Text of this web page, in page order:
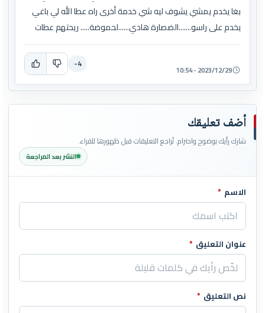
بغا يخدم يمشي يشوف ليه شي خدمة أخرى راه عطا الله لي باغي
يخدم على راسو.......الضصارة هادي......لحموضة..... ريحتهم عطات
2023/12/29 - 10:54
-4
أضف تعليقك
شارك رأيك بوضوح واحترام. تُراجع التعليقات قبل ظهورها للقراء.
النشر بعد المراجعة
اترك هذا الحقل فارغاً
الاسم *
عنوان التعليق *
نص التعليق *